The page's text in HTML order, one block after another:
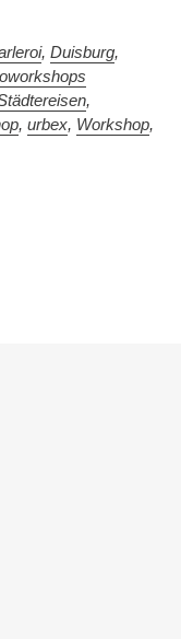
, Duisburg,
,
, urbex, Workshop,